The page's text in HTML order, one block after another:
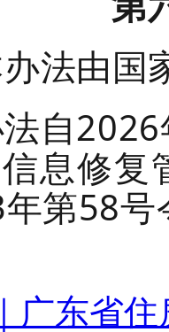
法由国
自2026
息修复
年第58号
广东省